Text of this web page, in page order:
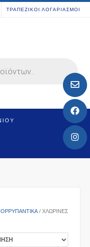
ΤΡΑΠΕΖΙΚΟΙ ΛΟΓΑΡΙΑΣΜΟΙ
/ ΧΛΩΡΊΝΕΣ